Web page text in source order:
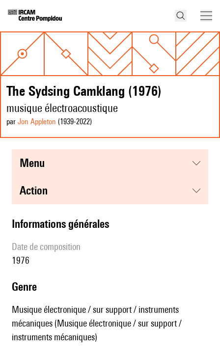
The Sydsing Camklang (1976)
musique électroacoustique
par Jon Appleton (1939-2022)
menu
action
informations générales
date de composition
1976
genre
Musique électronique / sur support / instruments
mécaniques (Musique électronique / sur support /
instruments mécaniques)